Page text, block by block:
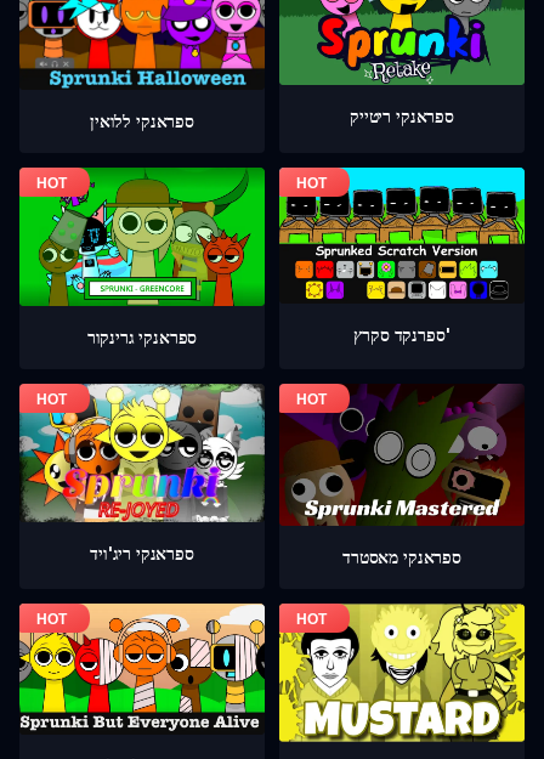
ספראנקי ללואין ספראנקי ריטייק
ספראנקי גרינקור ספרנקד סקרץ'
ספראנקי ריג'ויד ספראנקי מאסטרד